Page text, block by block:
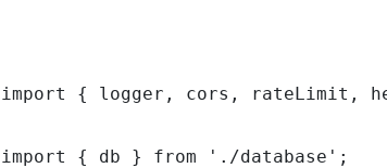
import { logger, cors, rateLimit,
import { db } from './database';